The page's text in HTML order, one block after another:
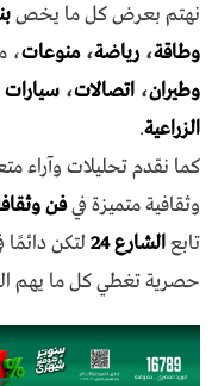
نهتم بعرض كل ما يخص
وطاقة، رياضة،منوعات،
وطيران، اتصالات،
الزراعية.
كما نقدم تحليلات وآراء
وثقافية متميزة فيفن
تابعالشارع 24
لتكن
حصرية تغطي كل ما يهم